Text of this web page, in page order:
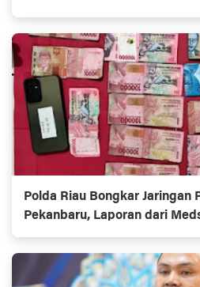
Polda Riau Bongkar Jaringan
Pekanbaru, Laporan dari